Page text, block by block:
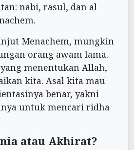
nabi, rasul, dan al
Menachem, mungkin
orang awam lama.
menentukan Allah,
kita. Asal kita mau
benar, yakni
untuk mencari ridha
atau Akhirat?